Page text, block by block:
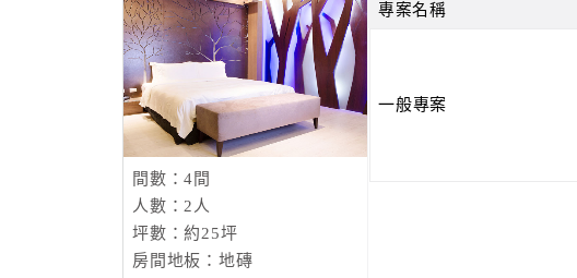
間數：4間
人數：2人
坪數：約25坪
房間地板：地磚
專案名稱
一般專案